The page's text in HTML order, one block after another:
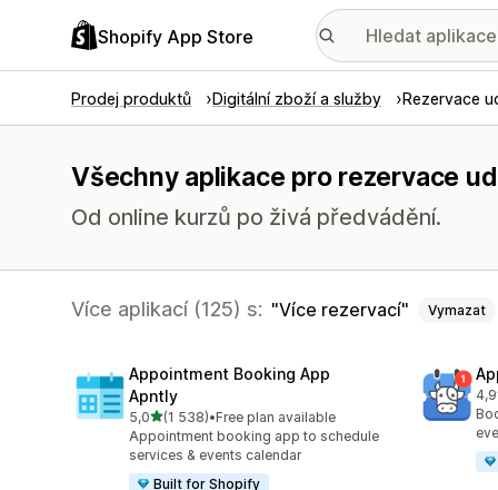
Shopify App Store
Prodej produktů Digitální zboží a služby Rezervace
Všechny aplikace pro rezervace
Od online kurzů po živá předvádění.
Více aplikací (125) s: Více rezervací Vymazat
Appointment Booking App
Apntly
5,0z 5 hvězd
(1 538)
Celkový počet recenzí: 1538
•Free plan available
Appointment booking app to schedule
services & events calendar
Built for Shopify
4,9